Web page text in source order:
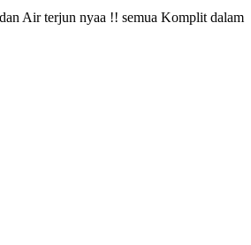
Air terjun nyaa !! semua Komplit dalam